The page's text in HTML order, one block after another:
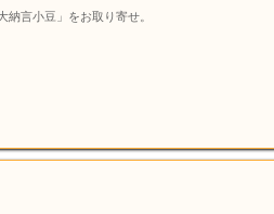
言小豆」をお取り寄せ。